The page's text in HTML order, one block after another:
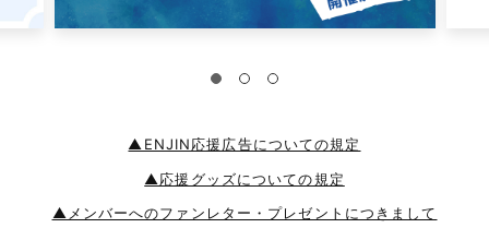
▲ENJIN応援広告についての規定
▲応援グッズについての規定
▲メンバーへのファンレター・プレゼントにつきまして